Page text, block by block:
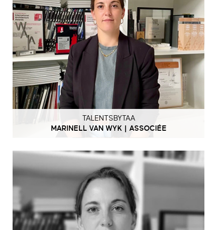
TALENTSBYTAA
MARINELL VAN WYK | ASSOCIÉE